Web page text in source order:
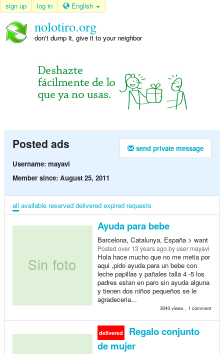
sign up log in English
nolotiro.org
don't dump it, give it to your neighbor
send private message
Posted ads
Username: mayavi
Member since: August 25, 2011
all available reserved delivered expired requests
Ayuda para bebe
Barcelona, Catalunya, España > want
Posted over 13 years ago by user mayavi
Hola hace mucho que no me metia por
aqui ,pido ayuda para un bebe con
leche papillas y pañales talla 4 -5 los
padres estan en paro sin ayuda alguna
y tienen dos niños pequeños se le
agradeceria...
3043 views , 1 comment
delivered
Regalo conjunto
de mujer